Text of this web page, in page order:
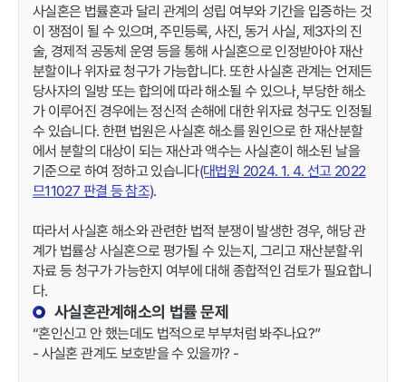
사실혼은 법률혼과 달리 관계의 성립 여부와 기간을 입증하는 것
이 쟁점이 될 수 있으며, 주민등록, 사진, 동거 사실, 제3자의 진
술, 경제적 공동체 운영 등을 통해 사실혼으로 인정받아야 재산
분할이나 위자료 청구가 가능합니다. 또한 사실혼 관계는 언제든
당사자의 일방 또는 합의에 따라 해소될 수 있으나, 부당한 해소
가 이루어진 경우에는 정신적 손해에 대한 위자료 청구도 인정될
수 있습니다. 한편 법원은 사실혼 해소를 원인으로 한 재산분할
에서 분할의 대상이 되는 재산과 액수는 사실혼이 해소된 날을
기준으로 하여 정하고 있습니다(대법원 2024. 1. 4. 선고 2022
므11027 판결 등 참조).
따라서 사실혼 해소와 관련한 법적 분쟁이 발생한 경우, 해당 관
계가 법률상 사실혼으로 평가될 수 있는지, 그리고 재산분할·위
자료 등 청구가 가능한지 여부에 대해 종합적인 검토가 필요합니
다.
사실혼관계해소의 법률 문제
“혼인신고 안 했는데도 법적으로 부부처럼 봐주나요?”
- 사실혼 관계도 보호받을 수 있을까? -